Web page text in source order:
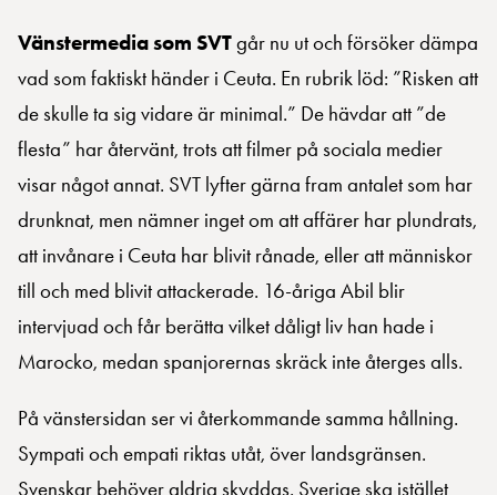
Vänstermedia som SVTgår nu ut och försöker dämpa
vad som faktiskt händer i Ceuta. En rubrik löd: ”Risken att
de skulle ta sig vidare är minimal.” De hävdar att ”de
flesta” har återvänt, trots att filmer på sociala medier
visar något annat. SVT lyfter gärna fram antalet som har
drunknat, men nämner inget om att affärer har plundrats,
att invånare i Ceuta har blivit rånade, eller att människor
till och med blivit attackerade. 16-åriga Abil blir
intervjuad och får berätta vilket dåligt liv han hade i
Marocko, medan spanjorernas skräck inte återges alls.
På vänstersidan ser vi återkommande samma hållning.
Sympati och empati riktas utåt, över landsgränsen.
Svenskar behöver aldrig skyddas. Sverige ska istället